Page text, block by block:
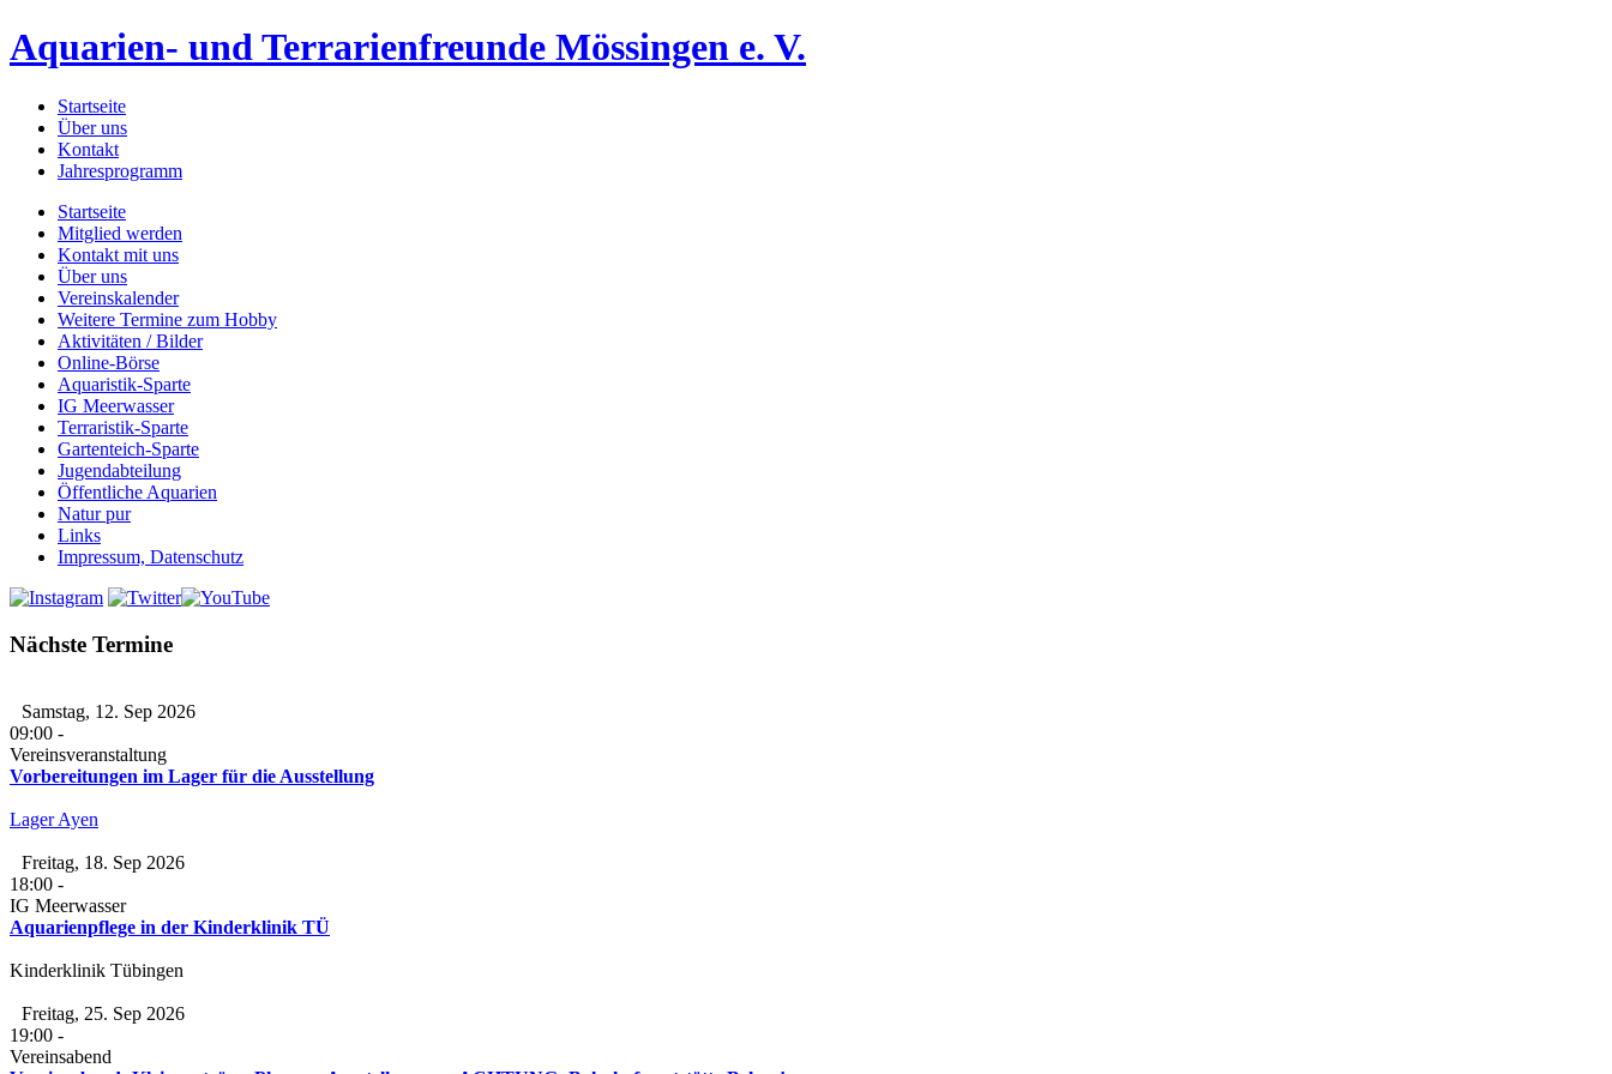
Aquarien- und Terrarienfreunde Mössingen e. V.
Startseite
Über uns
Kontakt
Jahresprogramm
Startseite
Mitglied werden
Kontakt mit uns
Über uns
Vereinskalender
Weitere Termine zum Hobby
Aktivitäten / Bilder
Online-Börse
Aquaristik-Sparte
IG Meerwasser
Terraristik-Sparte
Gartenteich-Sparte
Jugendabteilung
Öffentliche Aquarien
Natur pur
Links
Impressum, Datenschutz
Nächste Termine
Samstag, 12. Sep 2026
09:00 -
Vereinsveranstaltung
Vorbereitungen im Lager für die Ausstellung
Lager Ayen
Freitag, 18. Sep 2026
18:00 -
IG Meerwasser
Aquarienpflege in der Kinderklinik TÜ
Kinderklinik Tübingen
Freitag, 25. Sep 2026
19:00 -
Vereinsabend